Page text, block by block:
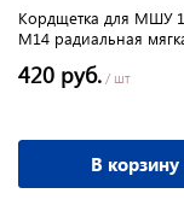
Кордщетка для МШУ
М14 радиальная
420 руб. / шт
В корзину